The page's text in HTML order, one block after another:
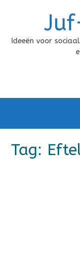
Ideeën voor
Tag: